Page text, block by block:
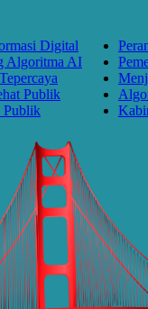
AI
Perang
Menjawab
Algoritma
Kabinet